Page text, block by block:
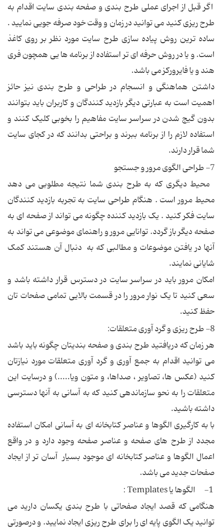
اگر قبل از اجرای عملی طرح بندی و صفحه بندی سايت اقدام به
طرح ريزی کنيد می توانيد در زمان و وقت خود صرفه جويی نماييد .
ساده ترين روش پياده سازی طرح سايت مورد نظر بر روی کاغذ
است. و يا در روش حرفه ای تر استفاده از برنامه ها يی همچون فری
هند و يا فايرورکز می باشد.
داشتن هماهنگی و انسجام در طراحی و طرح بندی نيز حائز
اهميت است به عبارتی ديگر بازديد کنندگان و کاربران بايد بتوانند
بدون گيج شدن در سراسر سايت مفاهيم را بخوبی کليک کنند و
استفاده لازم را از برنامه ببرند و براحتی بدانند که در کجای سايت
شما قرار دارند.
7- طراحی الگوی مرور و جستجو
محيط ديگری که به طرح بندی شما نتيجه مطلوبی می دهد
محيط مرور است . هنگام طراحی سايت به تجربه بازديد کنندگان
سايت فکر کنيد . يک بازديد کننده چگونه می تواند از صفحه ای به
صفحه ديگر باز گردد. توانايی مرور و راهنمای موضوعی می تواند به
آنها در يافتن موضوعات و مطالبی که به دنبال آن هستند کمک
شايانی نمايند.
امکان مرور بايد در سراسر سايت در دسترس قرار داشته باشد و
سعی کنيد تا يک نوار مرور را در قسمت بالايی تمامی صفحات تان
حفظ کنيد.
8- طرح ريزی و گرد آوری متعلقات:
هر زمان که دريافتيد طرح بندی و صفحه بنديتان چگونه بايد باشد
می توانيد اقدام به جمع آوری و گرد آوری متعلقات مورد نيازتان
کنيد (عکس ها، تصاوير ، صداها، و متون ويا.....) و درسايت اين
متعلقات را به نحو سازماندهی کنيد که به آسانی به آنها دسترسی
داشته باشيد.
با به کارگيری الگوها و عناصر کتابخانه ای به آسانی امکان استفاده
مجدد از طرح های صفحه و عناصر صفحه وجود دارد و در واقع
اعمال الگوها و عناصر کتابخانه ای موجود بسيار آسان تر از ايجاد
صفحات جديد می باشد.
هنگامی که قصد ايجاد صفحاتی با طرح بندی يکسان داريد می
توانيد يک الگوی پايه ای را برای طرح ريزی ايجاد نماييد. و درصورتی